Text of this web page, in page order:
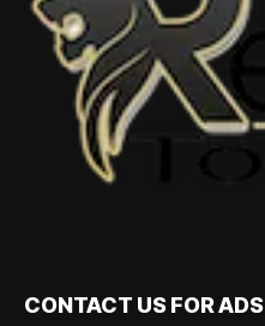
CONTACT US FOR ADS